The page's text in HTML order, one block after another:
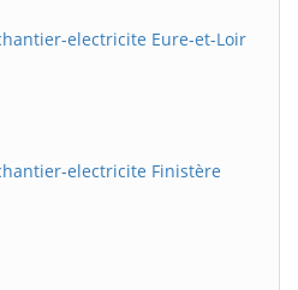
electricite Eure-et-Loir
electricite Finistère